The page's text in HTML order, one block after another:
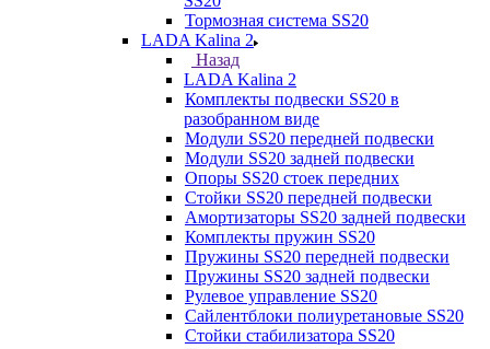
Тормозная система SS20
LADA Kalina 2
Назад
LADA Kalina 2
Комплекты подвески SS20 в
разобранном виде
Модули SS20 передней подвески
Модули SS20 задней подвески
Опоры SS20 стоек передних
Стойки SS20 передней подвески
Амортизаторы SS20 задней подвески
Комплекты пружин SS20
Пружины SS20 передней подвески
Пружины SS20 задней подвески
Рулевое управление SS20
Сайлентблоки полиуретановые SS20
Стойки стабилизатора SS20